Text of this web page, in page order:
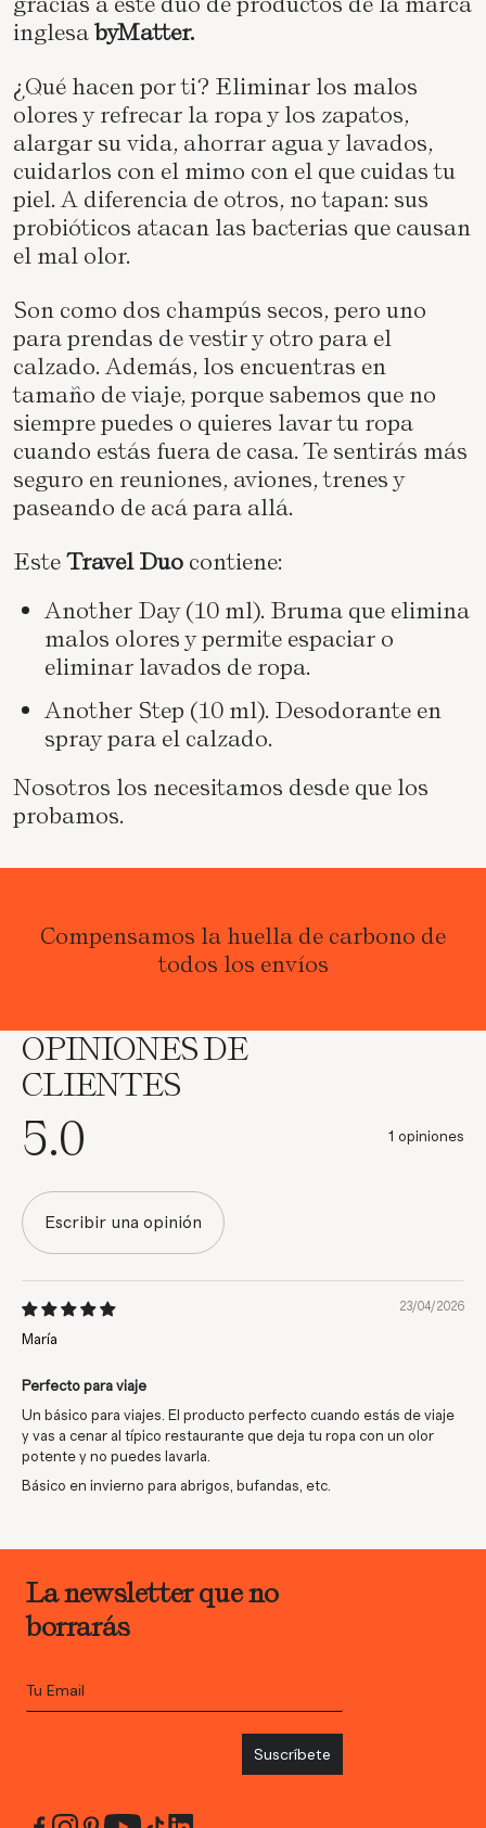
inglesabyMatter.
¿Qué hacen por ti? Eliminar los malos
olores y refrecar la ropa y los zapatos,
alargar su vida, ahorrar agua y lavados,
cuidarlos con el mimo con el que cuidas tu
piel. A diferencia de otros, no tapan: sus
probióticos atacan las bacterias que causan
el mal olor.
Son como dos champús secos, pero uno
para prendas de vestir y otro para el
calzado. Además, los encuentras en
tamaño de viaje, porque sabemos que no
siempre puedes o quieres lavar tu ropa
cuando estás fuera de casa. Te sentirás más
seguro en reuniones, aviones, trenes y
paseando de acá para allá.
EsteTravel Duo contiene:
Another Day(10 ml). Bruma que elimina
malos olores y permite espaciar o
eliminar lavados de ropa.
Another Step (10 ml). Desodorante en
spray para el calzado.
Nosotros los necesitamos desde que los
probamos.
Compensamos la huella de carbono de
todos los envíos
OPINIONES DE
CLIENTES
5.0 1 opiniones
Escribir una opinión
23/04/2026
María
Perfecto para viaje
Un básico para viajes. El producto perfecto cuando estás de viaje
y vas a cenar al típico restaurante que deja tu ropa con un olor
potente y no puedes lavarla.
Básico en invierno para abrigos, bufandas, etc.
La newsletter que no
borrarás
Suscríbete